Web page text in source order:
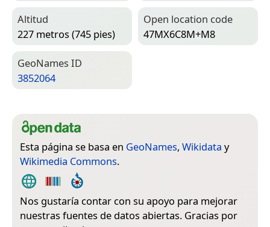
Altitud
227 metros (745 pies)
Open location code
47MX6C8M+M8
Geo­Names ID
3852064
Esta página se basa en GeoNames, Wikidata y
Wikimedia Commons.
Nos gustaría contar con su apoyo para mejorar
nuestras fuentes de datos abiertas. Gracias por